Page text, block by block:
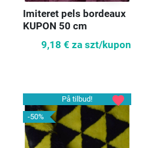
Imiteret pels bordeaux
KUPON 50 cm
9,18 € za szt/kupon
På tilbud!
-50%
favorite